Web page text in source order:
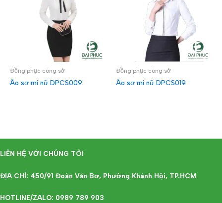
Đồng phục công sở
Áo sơ mi nữ DPCS009
Đồng phục công sở
Áo sơ mi nữ DPCS019
LIÊN HỆ VỚI CHÚNG TÔI:
ĐỊA CHỈ: 450/91 Đoàn Văn Bơ, Phường Khánh Hội, TP.HCM
HOTLINE/ZALO: 0989 789 903